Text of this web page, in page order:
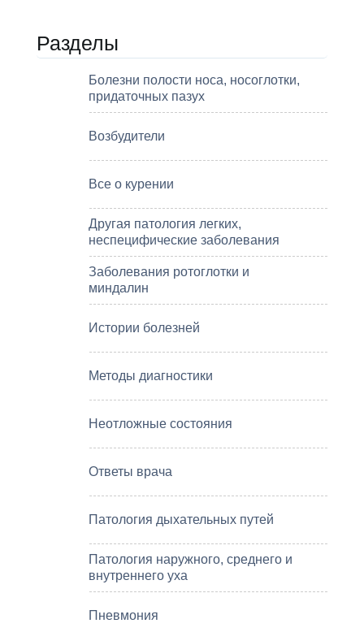
Разделы
Болезни полости носа, носоглотки,
придаточных пазух
Возбудители
Все о курении
Другая патология легких,
неспецифические заболевания
Заболевания ротоглотки и
миндалин
Истории болезней
Методы диагностики
Неотложные состояния
Ответы врача
Патология дыхательных путей
Патология наружного, среднего и
внутреннего уха
Пневмония